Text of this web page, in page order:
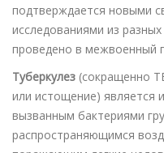
подтверждается новыми
исследованиями из
проведено в межвоенный
Туберкулез (сокращенно
или истощение) является
вызванным бактериями
распространяющимся